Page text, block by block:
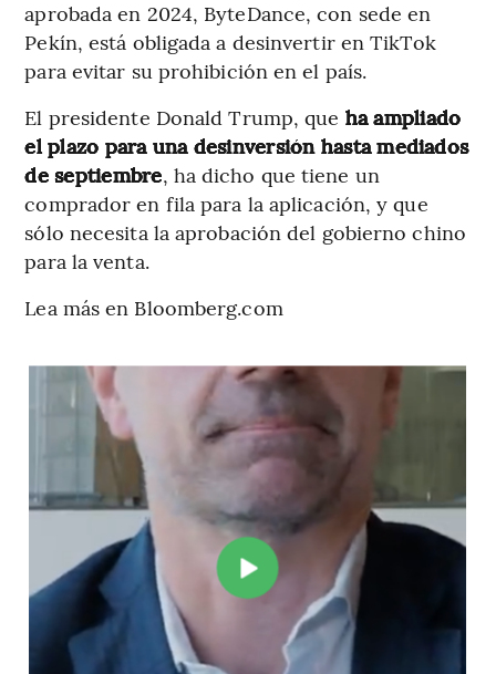
aprobada en 2024, ByteDance, con sede en
Pekín, está obligada a desinvertir en TikTok
para evitar su prohibición en el país.
El presidente Donald Trump, que ha ampliado
el plazo para una desinversión hasta mediados
de septiembre, ha dicho que tiene un
comprador en fila para la aplicación, y que
sólo necesita la aprobación del gobierno chino
para la venta.
Lea más en Bloomberg.com